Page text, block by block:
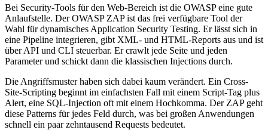
Bei Security-Tools für den Web-Bereich ist die OWASP eine gute
Anlaufstelle. Der OWASP ZAP ist das frei verfügbare Tool der
Wahl für dynamisches Application Security Testing. Er lässt sich in
eine Pipeline integrieren, gibt XML- und HTML-Reports aus und ist
über API und CLI steuerbar. Er crawlt jede Seite und jeden
Parameter und schickt dann die klassischen Injections durch.
Die Angriffsmuster haben sich dabei kaum verändert. Ein Cross-
Site-Scripting beginnt im einfachsten Fall mit einem Script-Tag plus
Alert, eine SQL-Injection oft mit einem Hochkomma. Der ZAP geht
diese Patterns für jedes Feld durch, was bei großen Anwendungen
schnell ein paar zehntausend Requests bedeutet.